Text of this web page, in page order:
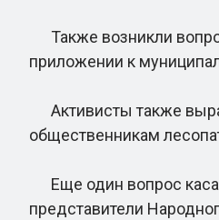
Также возникли
приложении к
Активисты также
общественникам
Еще один вопрос
представители